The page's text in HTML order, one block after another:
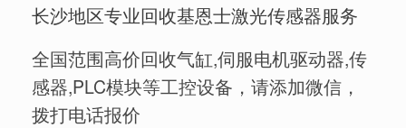
长沙地区专业回收基恩士激光传感器服务
全国范围高价回收气缸,伺服电机驱动器,传
感器,PLC模块等工控设备，请添加微信，
拨打电话报价